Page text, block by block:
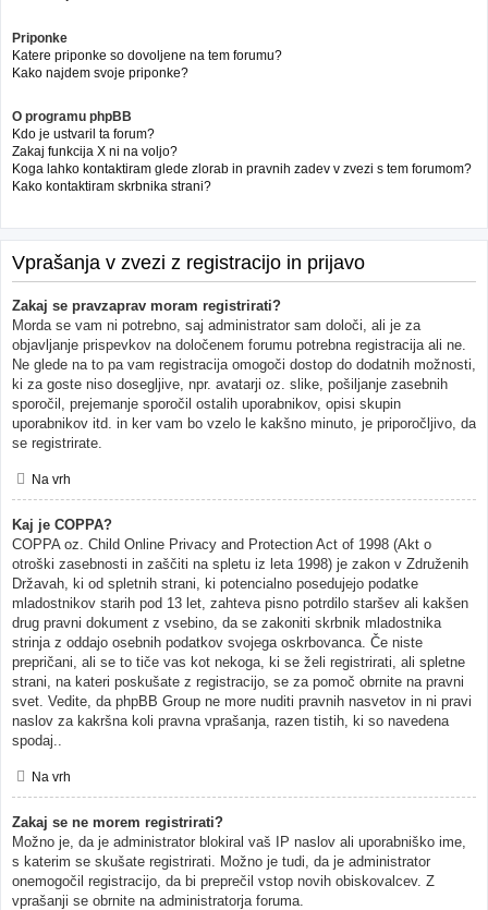
Priponke
Katere priponke so dovoljene na tem forumu?
Kako najdem svoje priponke?
O programu phpBB
Kdo je ustvaril ta forum?
Zakaj funkcija X ni na voljo?
Koga lahko kontaktiram glede zlorab in pravnih zadev v zvezi s tem forumom?
Kako kontaktiram skrbnika strani?
Vprašanja v zvezi z registracijo in prijavo
Zakaj se pravzaprav moram registrirati?
Morda se vam ni potrebno, saj administrator sam določi, ali je za
objavljanje prispevkov na določenem forumu potrebna registracija ali ne.
Ne glede na to pa vam registracija omogoči dostop do dodatnih možnosti,
ki za goste niso dosegljive, npr. avatarji oz. slike, pošiljanje zasebnih
sporočil, prejemanje sporočil ostalih uporabnikov, opisi skupin
uporabnikov itd. in ker vam bo vzelo le kakšno minuto, je priporočljivo, da
se registrirate.
Na vrh
Kaj je COPPA?
COPPA oz. Child Online Privacy and Protection Act of 1998 (Akt o
otroški zasebnosti in zaščiti na spletu iz leta 1998) je zakon v Združenih
Državah, ki od spletnih strani, ki potencialno posedujejo podatke
mladostnikov starih pod 13 let, zahteva pisno potrdilo staršev ali kakšen
drug pravni dokument z vsebino, da se zakoniti skrbnik mladostnika
strinja z oddajo osebnih podatkov svojega oskrbovanca. Če niste
prepričani, ali se to tiče vas kot nekoga, ki se želi registrirati, ali spletne
strani, na kateri poskušate z registracijo, se za pomoč obrnite na pravni
svet. Vedite, da phpBB Group ne more nuditi pravnih nasvetov in ni pravi
naslov za kakršna koli pravna vprašanja, razen tistih, ki so navedena
spodaj..
Na vrh
Zakaj se ne morem registrirati?
Možno je, da je administrator blokiral vaš IP naslov ali uporabniško ime,
s katerim se skušate registrirati. Možno je tudi, da je administrator
onemogočil registracijo, da bi preprečil vstop novih obiskovalcev. Z
vprašanji se obrnite na administratorja foruma.